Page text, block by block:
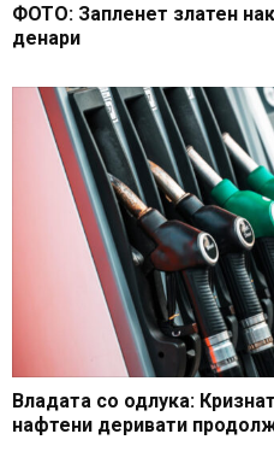
ФОТО: Запленет златен
денари
Владата со одлука:
нафтени деривати